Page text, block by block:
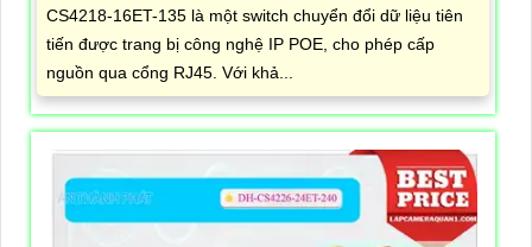
CS4218-16ET-135 là một switch chuyển đổi dữ liệu tiên
tiến được trang bị công nghệ IP POE, cho phép cấp
nguồn qua cổng RJ45. Với khả...